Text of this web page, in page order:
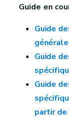
Guide en
Guide
Guide
Guide
partir de